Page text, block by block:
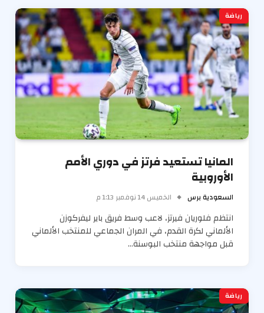
رياضة
المانيا تستعيد فرتز في دوري الأمم
الأوروبية
السعودية برس الخميس 14 نوفمبر 1:13 م
انتظم فلوريان فيرتز، لاعب وسط فريق باير ليفركوزن
الألماني لكرة القدم، في المران الجماعي للمنتخب الألماني
قبل مواجهة منتخب البوسنة…
رياضة